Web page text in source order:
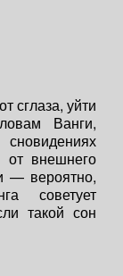
сглаза, уйти
Ванги,
внешнего
— вероятно,
советует
такой сон